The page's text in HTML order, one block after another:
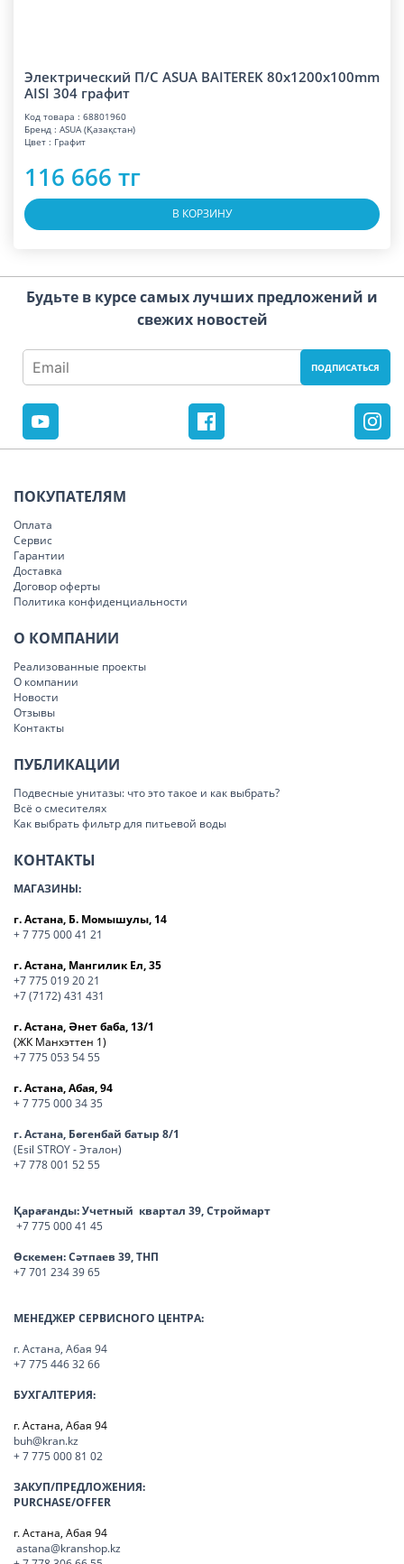
Электрический П/С ASUA BAITEREK 80x1200x100mm
AISI 304 графит
Код товара : 68801960
Бренд : ASUA (Қазақстан)
Цвет : Графит
116 666 тг
В КОРЗИНУ
Будьте в курсе самых лучших предложений и
свежих новостей
ПОКУПАТЕЛЯМ
Оплата
Сервис
Гарантии
Доставка
Договор оферты
Политика конфиденциальности
О КОМПАНИИ
Реализованные проекты
О компании
Новости
Отзывы
Контакты
ПУБЛИКАЦИИ
Подвесные унитазы: что это такое и как выбрать?
Всё о смесителях
Как выбрать фильтр для питьевой воды
КОНТАКТЫ
МАГАЗИНЫ:
г. Астана, Б. Момышулы, 14
+ 7 775 000 41 21
г. Астана, Мангилик Ел, 35
+7 775 019 20 21
+7 (7172) 431 431
г. Астана, Әнет баба, 13/1
(ЖК Манхэттен 1)
+7 775 053 54 55
г. Астана, Абая, 94
+ 7 775 000 34 35
г. Астана, Бөгенбай батыр 8/1
(Esil STROY - Эталон)
+7 778 001 52 55
Қарағанды:Учетный квартал 39, Строймарт
+7 775 000 41 45
Өскемен:Сәтпаев 39, ТНП
+7 701 234 39 65
МЕНЕДЖЕР СЕРВИСНОГО ЦЕНТРА:
г. Астана, Абая 94
+7 775 446 32 66
БУХГАЛТЕРИЯ:
г. Астана, Абая 94
buh@kran.kz
+ 7 775 000 81 02
ЗАКУП/ПРЕДЛОЖЕНИЯ:
PURCHASE/OFFER
г. Астана, Абая 94
astana@kranshop.kz